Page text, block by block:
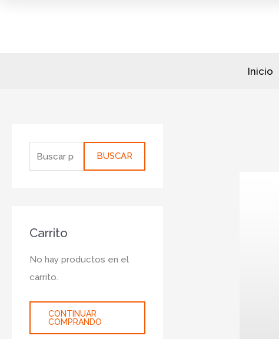
Inicio
s
p
o
r
BUSCAR
Carrito
No hay productos en el
carrito.
CONTINUAR
COMPRANDO